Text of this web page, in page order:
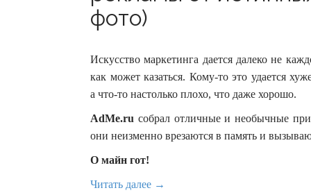
фото)
Искусство маркетинга дается далеко не
как может казаться. Кому-то это удается
а что-то настолько плохо, что даже хорошо.
AdMe.ru собрал отличные и необычные
они неизменно врезаются в память и
О майн гот!
Читать далее →